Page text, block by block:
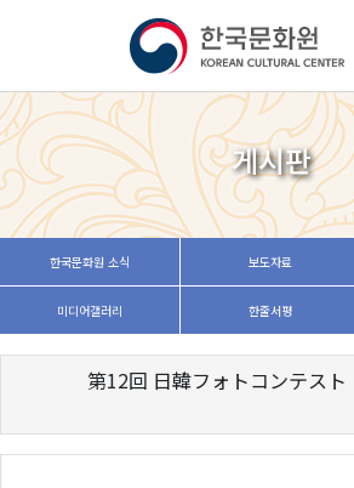
게시판
한국문화원 소식 보도자료
미디어갤러리 한줄서평
第12回 日韓フォトコンテスト